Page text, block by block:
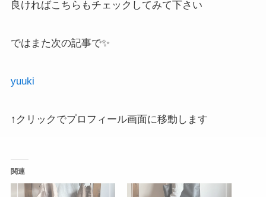
良ければこちらもチェックしてみて下さい
ではまた次の記事で✨
yuuki
↑クリックでプロフィール画面に移動します
関連